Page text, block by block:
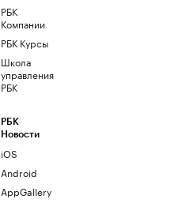
РБК
Компании
РБК Курсы
Школа
управления
РБК
РБК
Новости
iOS
Android
AppGallery